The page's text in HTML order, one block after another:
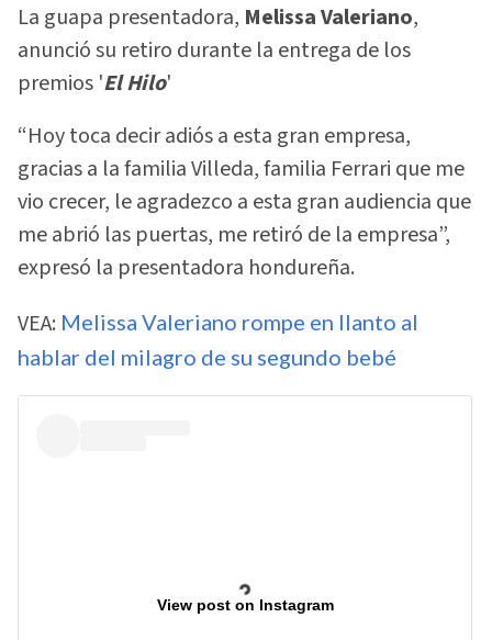
La guapa presentadora, Melissa Valeriano,
anunció su retiro durante la entrega de los
premios 'El Hilo'
“Hoy toca decir adiós a esta gran empresa,
gracias a la familia Villeda, familia Ferrari que me
vio crecer, le agradezco a esta gran audiencia que
me abrió las puertas, me retiró de la empresa”,
expresó la presentadora hondureña.
VEA: Melissa Valeriano rompe en llanto al
hablar del milagro de su segundo bebé
View post on Instagram